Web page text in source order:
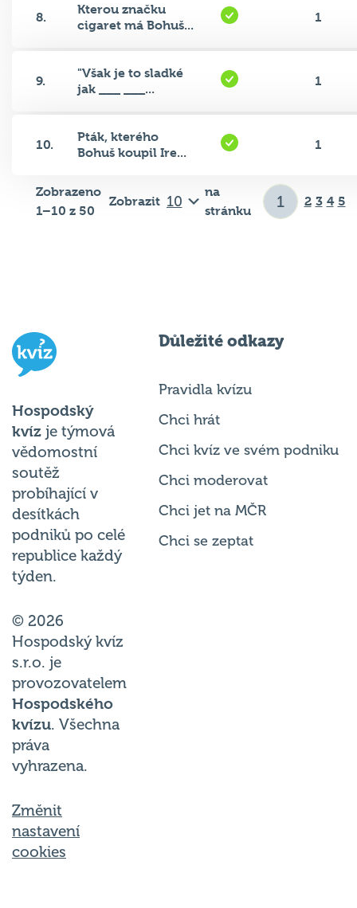
8.
Kterou značku
cigaret má Bohuš...
1
9.
"Však je to sladké
jak ___ ___...
1
10.
Pták, kterého
Bohuš koupil Ire...
1
Zobrazeno
1–10 z 50
Zobrazit
na
stránku
2 3 4 5
Hospodský
kvíz je týmová
vědomostní
soutěž
probíhající v
desítkách
podniků po celé
republice každý
týden.
© 2026
Hospodský kvíz
s.r.o. je
provozovatelem
Hospodského
kvízu. Všechna
práva
vyhrazena.
Změnit
nastavení
cookies
Důležité odkazy
Pravidla kvízu
Chci hrát
Chci kvíz ve svém podniku
Chci moderovat
Chci jet na MČR
Chci se zeptat